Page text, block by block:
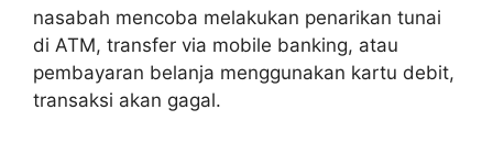
nasabah mencoba melakukan penarikan tunai
di ATM, transfer via mobile banking, atau
pembayaran belanja menggunakan kartu debit,
transaksi akan gagal.